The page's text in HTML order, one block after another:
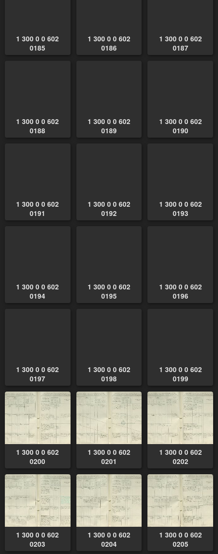
1 300 0 0 602
0185
1 300 0 0 602
0186
1 300 0 0 602
0187
1 300 0 0 602
0188
1 300 0 0 602
0189
1 300 0 0 602
0190
1 300 0 0 602
0191
1 300 0 0 602
0192
1 300 0 0 602
0193
1 300 0 0 602
0194
1 300 0 0 602
0195
1 300 0 0 602
0196
1 300 0 0 602
0197
1 300 0 0 602
0198
1 300 0 0 602
0199
1 300 0 0 602
0200
1 300 0 0 602
0201
1 300 0 0 602
0202
1 300 0 0 602
0203
1 300 0 0 602
0204
1 300 0 0 602
0205